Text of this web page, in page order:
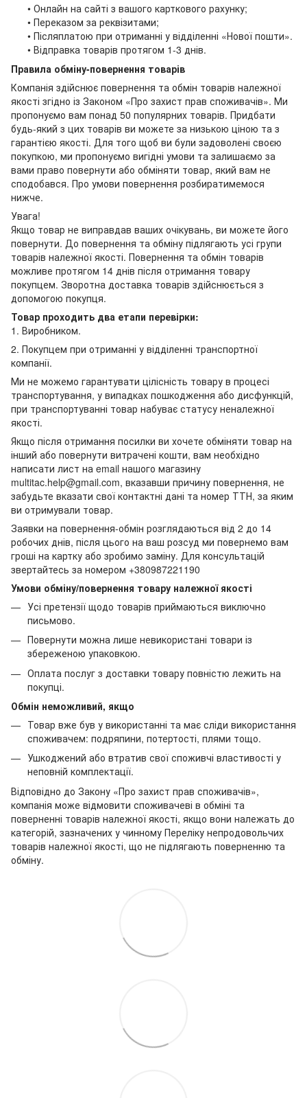
• Онлайн на сайті з вашого карткового рахунку;
• Переказом за реквізитами;
• Післяплатою при отриманні у відділенні «Нової пошти».
• Відправка товарів протягом 1-3 днів.
Правила обміну-повернення товарів
Компанія здійснює повернення та обмін товарів належної
якості згідно із Законом «Про захист прав споживачів». Ми
пропонуємо вам понад 50 популярних товарів. Придбати
будь-який з цих товарів ви можете за низькою ціною та з
гарантією якості. Для того щоб ви були задоволені своєю
покупкою, ми пропонуємо вигідні умови та залишаємо за
вами право повернути або обміняти товар, який вам не
сподобався. Про умови повернення розбиратимемося
нижче.
Увага!
Якщо товар не виправдав ваших очікувань, ви можете його
повернути. До повернення та обміну підлягають усі групи
товарів належної якості. Повернення та обмін товарів
можливе протягом 14 днів після отримання товару
покупцем. Зворотна доставка товарів здійснюється з
допомогою покупця.
Товар проходить два етапи перевірки:
1. Виробником.
2. Покупцем при отриманні у відділенні транспортної
компанії.
Ми не можемо гарантувати цілісність товару в процесі
транспортування, у випадках пошкодження або дисфункцій,
при транспортуванні товар набуває статусу неналежної
якості.
Якщо після отримання посилки ви хочете обміняти товар на
інший або повернути витрачені кошти, вам необхідно
написати лист на email нашого магазину
multitac.help@gmail.com, вказавши причину повернення, не
забудьте вказати свої контактні дані та номер ТТН, за яким
ви отримували товар.
Заявки на повернення-обмін розглядаються від 2 до 14
робочих днів, після цього на ваш розсуд ми повернемо вам
гроші на картку або зробимо заміну. Для консультацій
звертайтесь за номером +380987221190
Умови обміну/повернення товару належної якості
Усі претензії щодо товарів приймаються виключно
письмово.
Повернути можна лише невикористані товари із
збереженою упаковкою.
Оплата послуг з доставки товару повністю лежить на
покупці.
Обмін неможливий, якщо
Товар вже був у використанні та має сліди використання
споживачем: подряпини, потертості, плями тощо.
Ушкоджений або втратив свої споживчі властивості у
неповній комплектації.
Відповідно до Закону «Про захист прав споживачів»,
компанія може відмовити споживачеві в обміні та
поверненні товарів належної якості, якщо вони належать до
категорій, зазначених у чинному Переліку непродовольчих
товарів належної якості, що не підлягають поверненню та
обміну.